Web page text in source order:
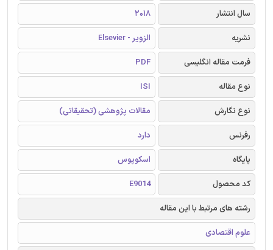
سال انتشار
2018
نشریه
الزویر - Elsevier
فرمت مقاله انگلیسی
PDF
نوع مقاله
ISI
نوع نگارش
مقالات پژوهشی (تحقیقاتی)
رفرنس
دارد
پایگاه
اسکوپوس
کد محصول
E9014
رشته های مرتبط با این مقاله
علوم اقتصادی